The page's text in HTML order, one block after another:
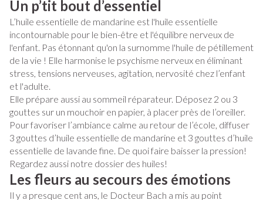
Un p’tit bout d’essentiel
L’huile essentielle de mandarine est l'huile essentielle
incontournable pour le bien-être et l'équilibre nerveux de
l'enfant. Pas étonnant qu'on la surnomme l'huile de pétillement
de la vie ! Elle harmonise le psychisme nerveux en éliminant
stress, tensions nerveuses, agitation, nervosité chez l’enfant
et l'adulte.
Elle prépare aussi au sommeil réparateur. Déposez 2 ou 3
gouttes sur un mouchoir en papier, à placer près de l’oreiller.
Pour favoriser l’ambiance calme au retour de l’école, diffuser
3 gouttes d’huile essentielle de mandarine et 3 gouttes d’huile
essentielle de lavande fine. De quoi faire baisser la pression!
Regardez aussi notre dossier des huiles!
Les fleurs au secours des émotions
Il y a presque cent ans, le Docteur Bach a mis au point